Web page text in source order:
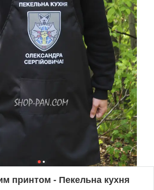
принтом - Пекельна кухня